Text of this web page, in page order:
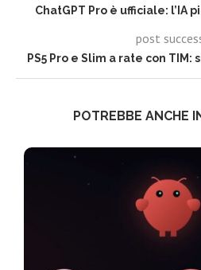
ChatGPT Pro è ufficiale: l’IA
post
PS5 Pro e Slim a rate con
POTREBBE ANCHE